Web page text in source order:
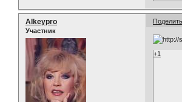
Alkeypro
Участник
+1